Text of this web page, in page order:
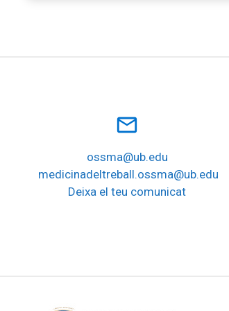
mail_outline
ossma@ub.edu
medicinadeltreball.ossma@ub.edu
Deixa el teu comunicat